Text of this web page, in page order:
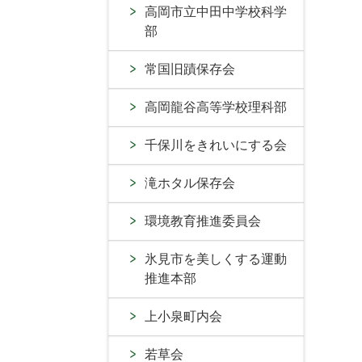
高岡市立中田中学校科学
部
常国旧蹟保存会
高岡龍谷高等学校理科部
千保川をきれいにする会
滝ホタル保存会
環境教育推進委員会
氷見市を美しくする運動
推進本部
上小泉町内会
若草会